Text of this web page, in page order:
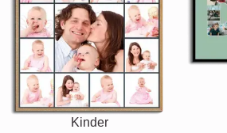
Kinder